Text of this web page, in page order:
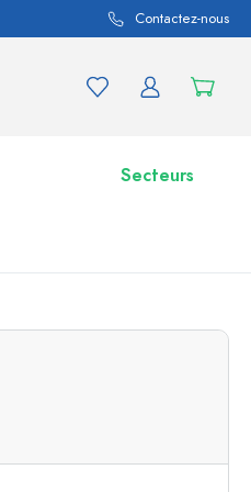
Contactez-nous
Secteurs